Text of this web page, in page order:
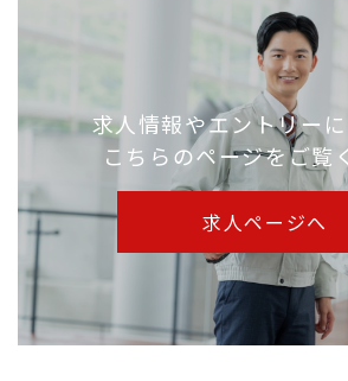
求人情報やエントリー
こちらのページをご覧
求人ページへ